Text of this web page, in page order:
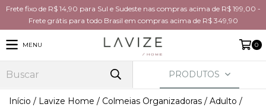
Frete fixo de R$ 14,90 para Sul e Sudeste nas compras acima de R$ 199,00 -
Frete grátis para todo Brasil em compras acima de R$ 349,90
MENU 0
PRODUTOS
Início / Lavize Home / Colmeias Organizadoras / Adulto /